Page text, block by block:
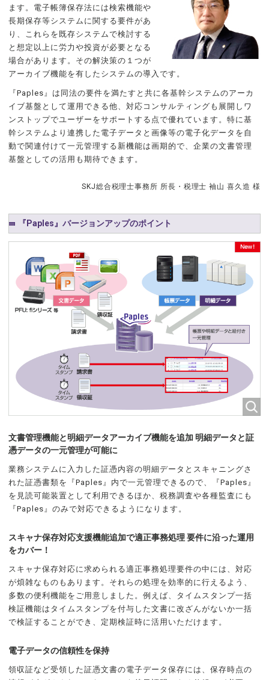
ます。電子帳簿保存法には検索機能や
長期保存等システムに関する要件があ
り、これらを既存システムで検討する
と想定以上に労力や投資が必要となる
場合があります。その解決策の１つが
アーカイブ機能を有したシステムの導入です。
『Paples』は同法の要件を満たすと共に各基幹システムのアーカ
イブ基盤として運用できる他、対応コンサルティングも展開しワ
ンストップでユーザーをサポートする点で優れています。特に基
幹システムより連携した電子データと画像等の電子化データを自
動で関連付けて一元管理する新機能は画期的で、企業の文書管理
基盤としての活用も期待できます。
SKJ総合税理士事務所 所長・税理士 袖山 喜久造 様
『Paples』バージョンアップのポイント
文書管理機能と明細データアーカイブ機能を追加 明細データと証
憑データの一元管理が可能に
業務システムに入力した証憑内容の明細データとスキャニングさ
れた証憑書類を『Paples』内で一元管理できるので、『Paples』
を見読可能装置として利用できるほか、税務調査や各種監査にも
『Paples』のみで対応できるようになります。
スキャナ保存対応支援機能追加で適正事務処理 要件に沿った運用
をカバー！
スキャナ保存対応に求められる適正事務処理要件の中には、対応
が煩雑なものもあります。それらの処理を効率的に行えるよう、
多数の便利機能をご用意しました。例えば、タイムスタンプ一括
検証機能はタイムスタンプを付与した文書に改ざんがないか一括
で検証することができ、定期検証時に活用いただけます。
電子データの信頼性を保持
領収証など受領した証憑文書の電子データ保存には、保存時点の